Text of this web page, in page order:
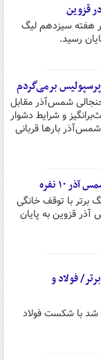
قزوین
هفته سیزدهم لیگ
رسید.
برمی‌گردم
شمس‌آذر مقابل
و شرایط دشوار
بارها قربانی
۱۰ نفره
برتر با توقف خانگی
آذر قزوین به پایان
فولاد و
با شکست فولاد